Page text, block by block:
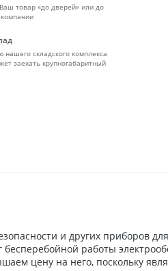
товар «до дверей» или до
нашего складского комплекса
заехать крупногабаритный
и других приборов
работы
цену на него, поскольку